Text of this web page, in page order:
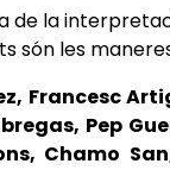
de la
són les
Francesc
Pep
Chamo